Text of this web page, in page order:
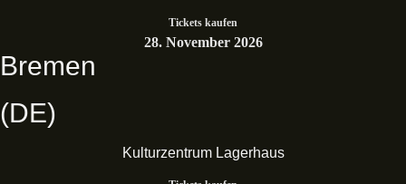
Tickets kaufen
28. November 2026
Bremen
(DE)
Kulturzentrum Lagerhaus